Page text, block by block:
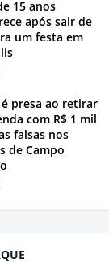
15 anos
após sair de
um festa em
presa ao retirar
com R$ 1 mil
falsas nos
de Campo